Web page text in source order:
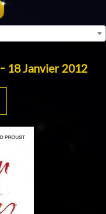
18 Janvier 2012